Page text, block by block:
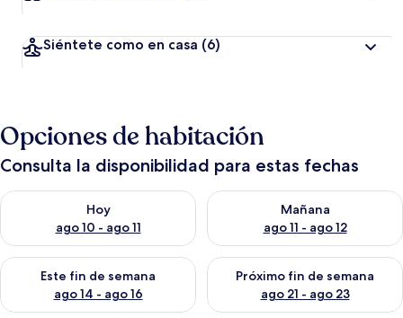
Siéntete como en casa (6)
Opciones de habitación
Consulta la disponibilidad para estas fechas
Hoy
ago 10 - ago 11
Consulta la disponibilidad para hoy ago 10 - ago 11
Mañana
ago 11 - ago 12
Consulta la disponibilidad
Este fin de semana
ago 14 - ago 16
Consulta la disponibilidad para este fin de semana ago 14 -
Próximo fin de semana
ago 21 - ago 23
Consulta la disponibilidad